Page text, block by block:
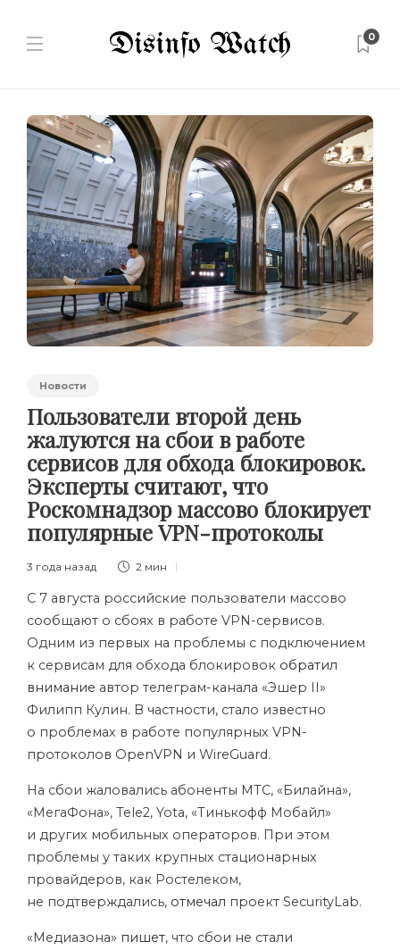
0
Новости
Пользователи второй день
жалуются на сбои в работе
сервисов для обхода блокировок.
Эксперты считают, что
Роскомнадзор массово блокирует
популярные VPN-протоколы
3 года назад 2 мин
С 7 августа российские пользователи массово
сообщают о сбоях в работе VPN-сервисов.
Одним из первых на проблемы с подключением
к сервисам для обхода блокировок обратил
внимание автор телеграм-канала «Эшер II»
Филипп Кулин. В частности, стало известно
о проблемах в работе популярных VPN-
протоколов OpenVPN и WireGuard.
На сбои жаловались абоненты МТС, «Билайна»,
«МегаФона», Tele2, Yota, «Тинькофф Мобайл»
и других мобильных операторов. При этом
проблемы у таких крупных стационарных
провайдеров, как Ростелеком,
не подтверждались, отмечал проект SecurityLab.
«Медиазона» пишет, что сбои не стали